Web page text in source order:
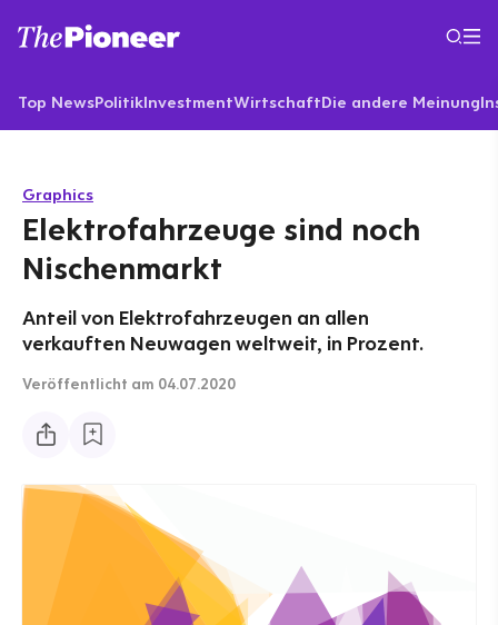
Top NewsPolitikInvestmentWirtschaftDie andere Meinung
Graphics
Elektrofahrzeuge sind noch
Nischenmarkt
Anteil von Elektrofahrzeugen an allen
verkauften Neuwagen weltweit, in Prozent.
Veröffentlicht am 04.07.2020